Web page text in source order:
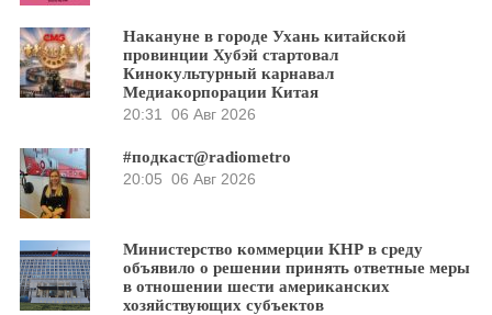
Накануне в городе Ухань китайской
провинции Хубэй стартовал
Кинокультурный карнавал
Медиакорпорации Китая
20:31
06 Авг 2026
#подкаст@radiometro
20:05 06 Авг 2026
Министерство коммерции КНР в среду
объявило о решении принять ответные меры
в отношении шести американских
хозяйствующих субъектов